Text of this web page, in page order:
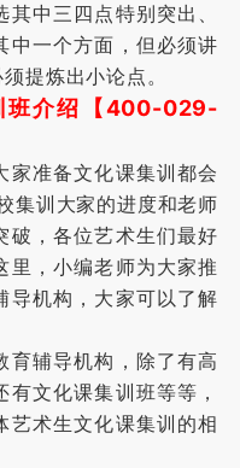
中三四点特别突出、
中一个方面，但必须讲
提炼出小论点。
班介绍【400-029-
准备文化课集训都会
集训大家的进度和老师
破，各位艺术生们最好
里，小编老师为大家推
导机构，大家可以了解
辅导机构，除了有高
文化课集训班等等，
艺术生文化课集训的相